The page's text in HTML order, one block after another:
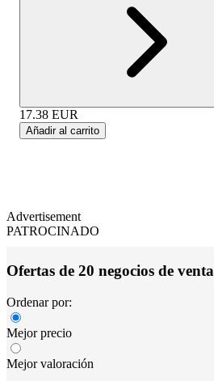
17.38 EUR
Añadir al carrito
Advertisement
PATROCINADO
Ofertas de 20 negocios de venta
Ordenar por:
Mejor precio
Mejor valoración